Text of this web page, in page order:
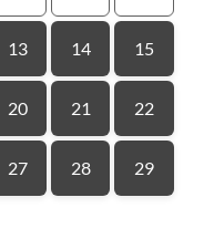
13 14 15
20 21 22
27 28 29